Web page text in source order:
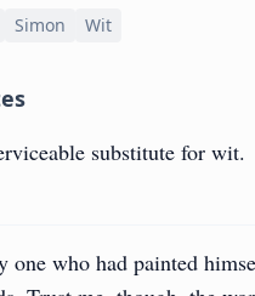
Simon Wit
substitute for wit.
one who had painted